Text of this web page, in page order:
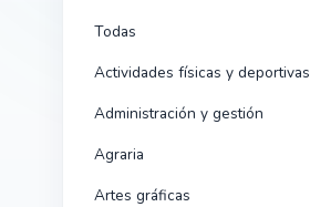
Todas
Actividades físicas y deportivas
Administración y gestión
Agraria
Artes gráficas